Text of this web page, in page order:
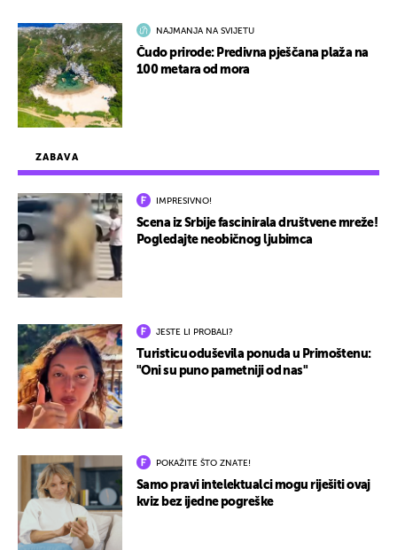
ZABAVA
IMPRESIVNO!
Scena iz Srbije fascinirala društvene mreže!
Pogledajte neobičnog ljubimca
JESTE LI PROBALI?
Turisticu oduševila ponuda u Primoštenu:
"Oni su puno pametniji od nas"
POKAŽITE ŠTO ZNATE!
Samo pravi intelektualci mogu riješiti ovaj
kviz bez ijedne pogreške
NAJMANJA NA SVIJETU
Čudo prirode: Predivna pješčana plaža na
100 metara od mora